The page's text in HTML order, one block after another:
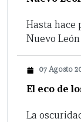
Hasta hace
Nuevo
07 Agosto
El eco de
La